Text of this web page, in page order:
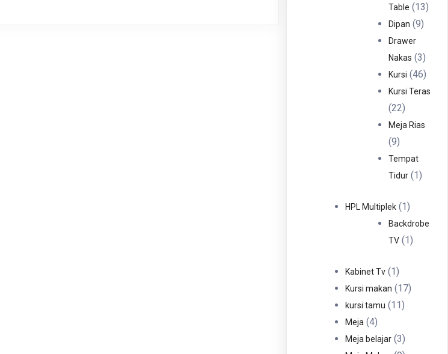
Table
1313
Dipan 99
Drawer
Nakas
33
Kursi 4646
Kursi Teras
2222
Produk
Meja Rias
99
Produk
Tempat
Tidur
11
HPL Multiplek 11
Produk
Backdrobe
TV
11
Kabinet Tv 11
Produk
Kursi makan 1717
kursi tamu 1111
Meja 44
Produk
Meja belajar 33